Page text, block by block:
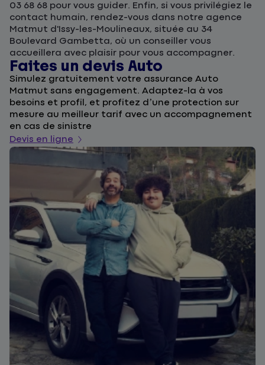
03 68 68 pour vous guider. Enfin, si vous privilégiez le
contact humain, rendez-vous dans notre agence
Matmut d'Issy-les-Moulineaux, située au 34
Boulevard Gambetta, où un conseiller vous
accueillera avec plaisir pour vous accompagner.
Faites un devis Auto
Simulez gratuitement votre assurance Auto
Matmut sans engagement. Adaptez-la à vos
besoins et profil, et profitez d’une protection sur
mesure au meilleur tarif avec un accompagnement
en cas de sinistre
Devis en ligne